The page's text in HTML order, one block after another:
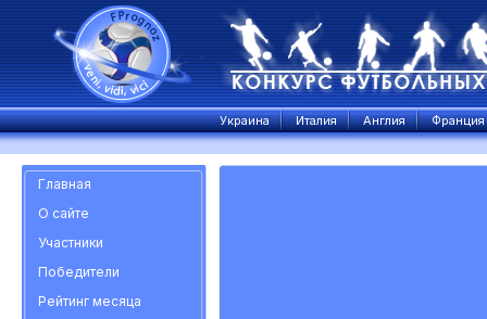
Украина Италия Англия Франция
Главная
О сайте
Участники
Победители
Рейтинг месяца